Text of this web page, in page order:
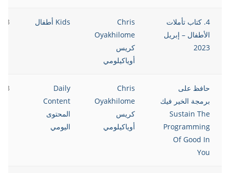
4. كتاب تأملات
الأطفال – إبريل
2023
Chris
Oyakhilome
كريس
أوياكيلومي
Kids أطفال
حافظ على
برمجة الخير فيك
Sustain The
Programming
Of Good In
You
Chris
Oyakhilome
كريس
أوياكيلومي
Daily
Content
المحتوى
اليومي